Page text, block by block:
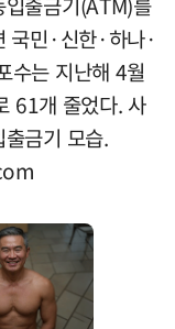
국민·신한·하나·
수는 지난해 4월
61개 줄었다. 사
금기 모습.